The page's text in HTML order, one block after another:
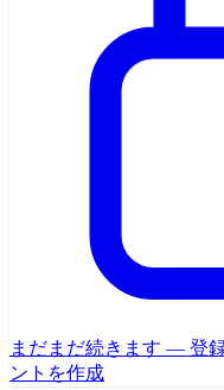
まだまだ続きます — 登
ントを作成